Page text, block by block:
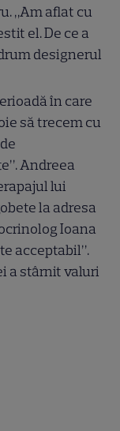
„Am aflat cu
el. De ce a
designerul
în care
să trecem cu
Andreea
lui
la adresa
Ioana
acceptabil”.
a stârnit valuri